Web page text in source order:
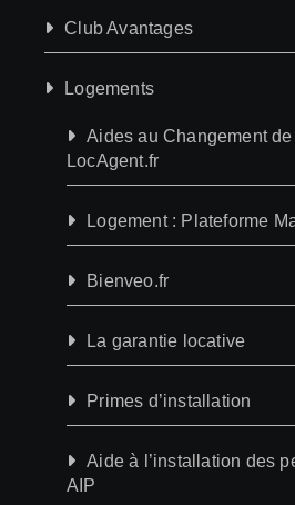
Club Avantages
Logements
Aides au Changement
LocAgent.fr
Logement : Plateforme
Bienveo.fr
La garantie locative
Primes d’installation
Aide à l’installation des
AIP